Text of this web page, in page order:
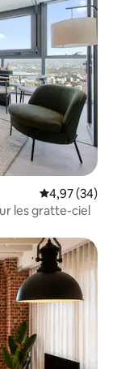
Évaluation
4,97 (34)
les gratte-ciel